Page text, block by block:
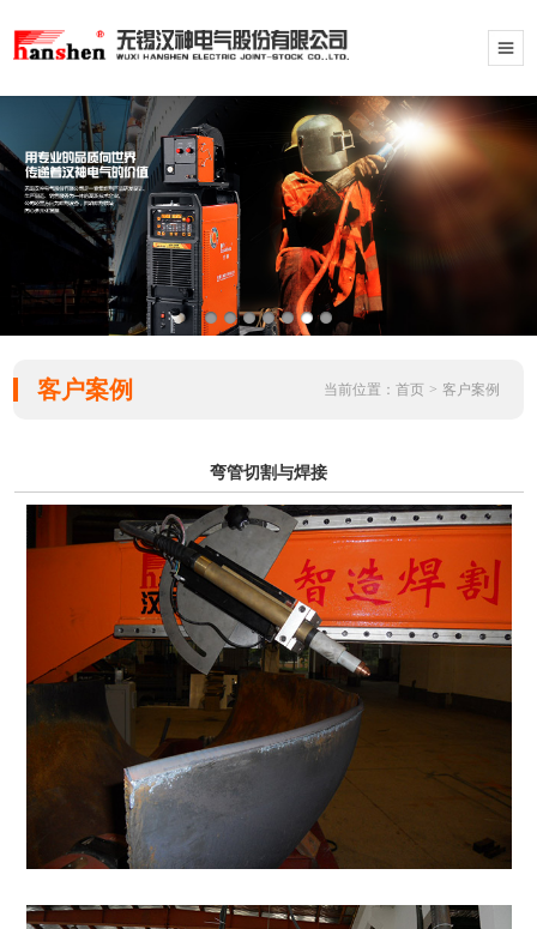
客户案例 当前位置： 首页 > 客户案例
弯管切割与焊接